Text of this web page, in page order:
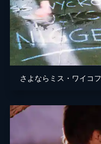
さよならミス・ワイコフ